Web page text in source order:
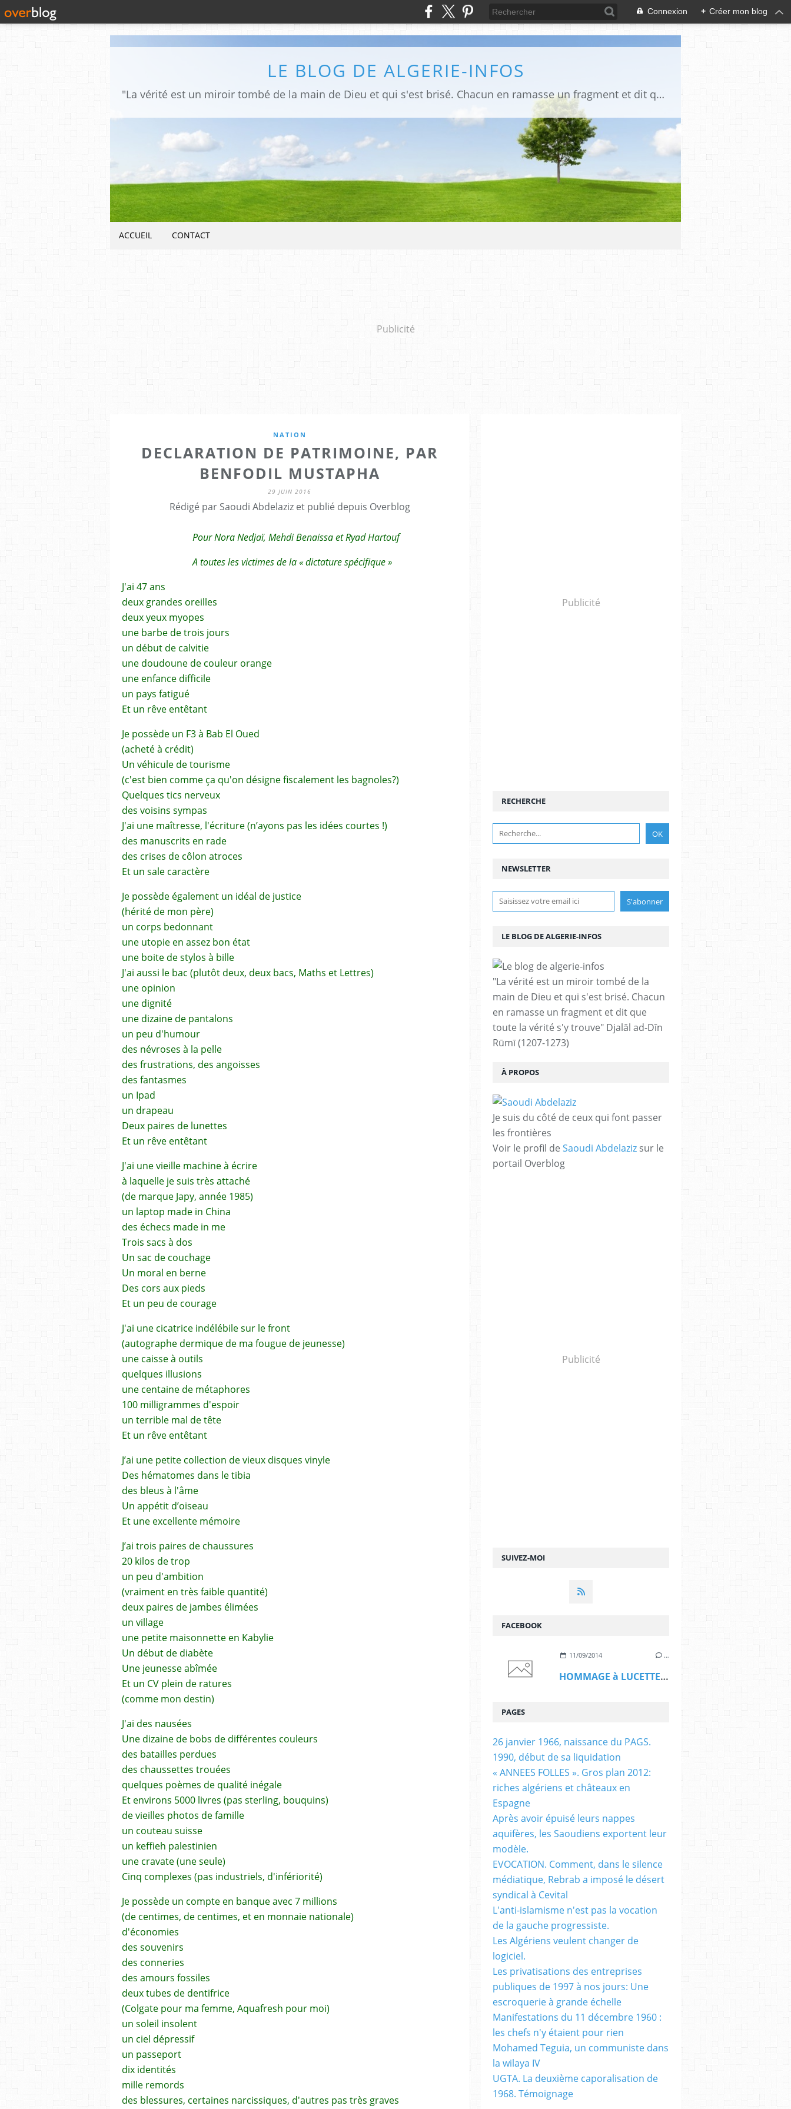
Connexion + Créer mon blog
LE BLOG DE ALGERIE-INFOS
"La vérité est un miroir tombé de la main de Dieu et qui s'est brisé. Chacun en ramasse un fragment et dit que toute la vérité s'y trouve" Djalāl ad-Dīn Rūmī (1207-1273)
ACCUEIL CONTACT
Publicité
NATION
DECLARATION DE PATRIMOINE, PAR
BENFODIL MUSTAPHA
29 JUIN 2016
Rédigé par Saoudi Abdelaziz et publié depuis Overblog
Pour Nora Nedjaï, Mehdi Benaissa et Ryad Hartouf
A toutes les victimes de la « dictature spécifique »
J'ai 47 ans
deux grandes oreilles
deux yeux myopes
une barbe de trois jours
un début de calvitie
une doudoune de couleur orange
une enfance difficile
un pays fatigué
Et un rêve entêtant
Je possède un F3 à Bab El Oued
(acheté à crédit)
Un véhicule de tourisme
(c'est bien comme ça qu'on désigne fiscalement les bagnoles?)
Quelques tics nerveux
des voisins sympas
J'ai une maîtresse, l'écriture (n’ayons pas les idées courtes !)
des manuscrits en rade
des crises de côlon atroces
Et un sale caractère
Je possède également un idéal de justice
(hérité de mon père)
un corps bedonnant
une utopie en assez bon état
une boite de stylos à bille
J'ai aussi le bac (plutôt deux, deux bacs, Maths et Lettres)
une opinion
une dignité
une dizaine de pantalons
un peu d'humour
des névroses à la pelle
des frustrations, des angoisses
des fantasmes
un Ipad
un drapeau
Deux paires de lunettes
Et un rêve entêtant
J'ai une vieille machine à écrire
à laquelle je suis très attaché
(de marque Japy, année 1985)
un laptop made in China
des échecs made in me
Trois sacs à dos
Un sac de couchage
Un moral en berne
Des cors aux pieds
Et un peu de courage
J'ai une cicatrice indélébile sur le front
(autographe dermique de ma fougue de jeunesse)
une caisse à outils
quelques illusions
une centaine de métaphores
100 milligrammes d'espoir
un terrible mal de tête
Et un rêve entêtant
J’ai une petite collection de vieux disques vinyle
Des hématomes dans le tibia
des bleus à l'âme
Un appétit d’oiseau
Et une excellente mémoire
J’ai trois paires de chaussures
20 kilos de trop
un peu d'ambition
(vraiment en très faible quantité)
deux paires de jambes élimées
un village
une petite maisonnette en Kabylie
Un début de diabète
Une jeunesse abîmée
Et un CV plein de ratures
(comme mon destin)
J'ai des nausées
Une dizaine de bobs de différentes couleurs
des batailles perdues
des chaussettes trouées
quelques poèmes de qualité inégale
Et environs 5000 livres (pas sterling, bouquins)
de vieilles photos de famille
un couteau suisse
un keffieh palestinien
une cravate (une seule)
Cinq complexes (pas industriels, d'infériorité)
Je possède un compte en banque avec 7 millions
(de centimes, de centimes, et en monnaie nationale)
d'économies
des souvenirs
des conneries
des amours fossiles
deux tubes de dentifrice
(Colgate pour ma femme, Aquafresh pour moi)
un soleil insolent
un ciel dépressif
un passeport
dix identités
mille remords
des blessures, certaines narcissiques, d'autres pas très graves
Publicité
NEWSLETTER
SUIVEZ-MOI
RECHERCHE
LE BLOG DE ALGERIE-INFOS
"La vérité est un miroir tombé de la
main de Dieu et qui s'est brisé. Chacun
en ramasse un fragment et dit que
toute la vérité s'y trouve" Djalāl ad-Dīn
Rūmī (1207-1273)
À PROPOS
Je suis du côté de ceux qui font passer
les frontières
Voir le profil de Saoudi Abdelaziz sur le
portail Overblog
Publicité
FACEBOOK
11/09/2014 …
HOMMAGE à LUCETTE HADJ ALI
PAGES
26 janvier 1966, naissance du PAGS.
1990, début de sa liquidation
« ANNEES FOLLES ». Gros plan 2012:
riches algériens et châteaux en
Espagne
Après avoir épuisé leurs nappes
aquifères, les Saoudiens exportent leur
modèle.
EVOCATION. Comment, dans le silence
médiatique, Rebrab a imposé le désert
syndical à Cevital
L'anti-islamisme n'est pas la vocation
de la gauche progressiste.
Les Algériens veulent changer de
logiciel.
Les privatisations des entreprises
publiques de 1997 à nos jours: Une
escroquerie à grande échelle
Manifestations du 11 décembre 1960 :
les chefs n'y étaient pour rien
Mohamed Teguia, un communiste dans
la wilaya IV
UGTA. La deuxième caporalisation de
1968. Témoignage